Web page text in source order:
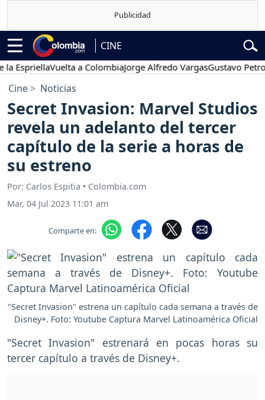
CINE
Vuelta a ColombiaJorge Alfredo VargasGustavo Petro
Cine Noticias
Secret Invasion: Marvel Studios
revela un adelanto del tercer
capítulo de la serie a horas de
su estreno
Por: Carlos Espitia • Colombia.com
Mar, 04 Jul 2023 11:01 am
Comparte en:
"Secret Invasion" estrena un capítulo cada semana a través de
Disney+. Foto: Youtube Captura Marvel Latinoamérica Oficial
"Secret Invasion" estrenará en pocas horas su
tercer capítulo a través de Disney+.